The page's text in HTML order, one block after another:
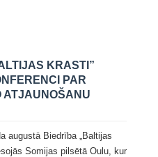
KRASTI”
PAR
ATJAUNOŠANU
augustā Biedrība „Baltijas
Somijas pilsētā Oulu, kur